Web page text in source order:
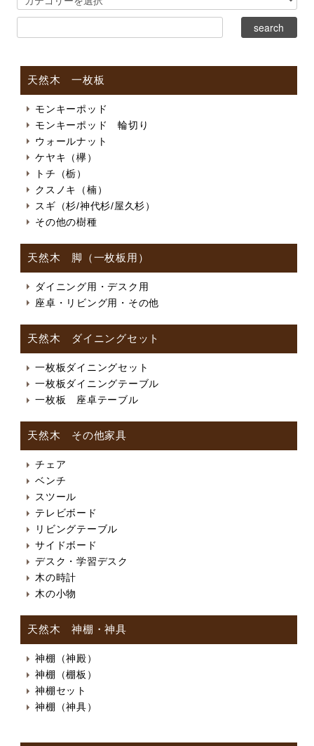
天然木 一枚板
モンキーポッド
モンキーポッド 輪切り
ウォールナット
ケヤキ（欅）
トチ（栃）
クスノキ（楠）
スギ（杉/神代杉/屋久杉）
その他の樹種
天然木 脚（一枚板用）
ダイニング用・デスク用
座卓・リビング用・その他
天然木 ダイニングセット
一枚板ダイニングセット
一枚板ダイニングテーブル
一枚板 座卓テーブル
天然木 その他家具
チェア
ベンチ
スツール
テレビボード
リビングテーブル
サイドボード
デスク・学習デスク
木の時計
木の小物
天然木 神棚・神具
神棚（神殿）
神棚（棚板）
神棚セット
神棚（神具）